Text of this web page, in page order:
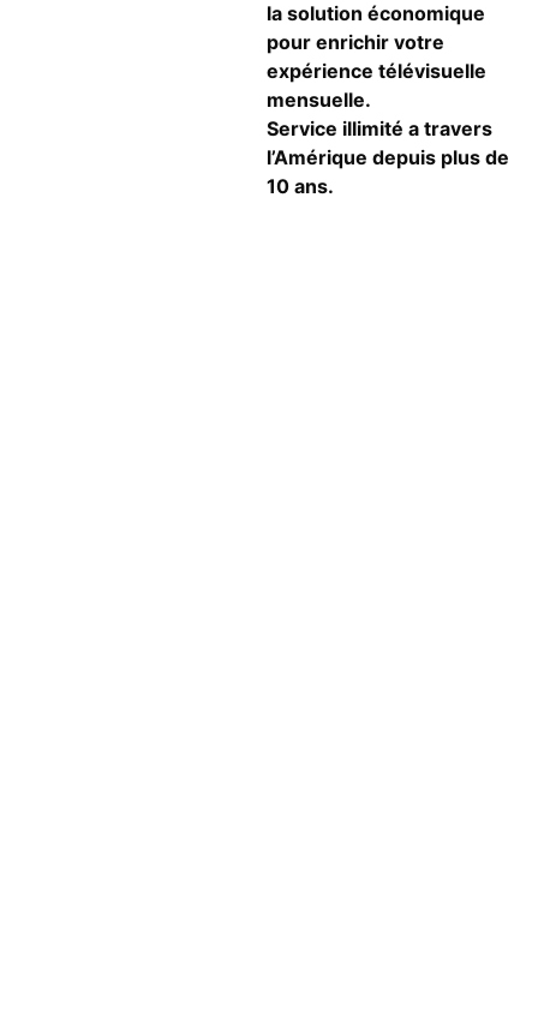
la solution économique
pour enrichir votre
expérience télévisuelle
mensuelle.
Service illimité a travers
l’Amérique depuis plus de
10 ans.